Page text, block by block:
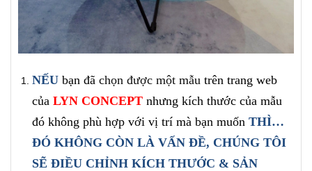
NẾU bạn đã chọn được một mẫu trên trang web
của LYN CONCEPT nhưng kích thước của mẫu
đó không phù hợp với vị trí mà bạn muốn THÌ…
ĐÓ KHÔNG CÒN LÀ VẤN ĐỀ, CHÚNG TÔI
SẼ ĐIỀU CHỈNH KÍCH THƯỚC & SẢN